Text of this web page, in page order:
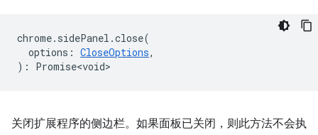
chrome. sidePanel .close(
options : CloseOptions,
) : Promise<void>
关闭扩展程序的侧边栏。如果面板已关闭，则此方法不会执